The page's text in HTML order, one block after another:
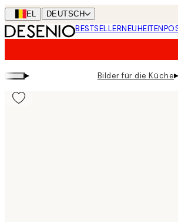
Skip
to
main
BEL DEUTSCH
BESTSELLERNEUHEITEN
▸ Bilder für die Küche▸